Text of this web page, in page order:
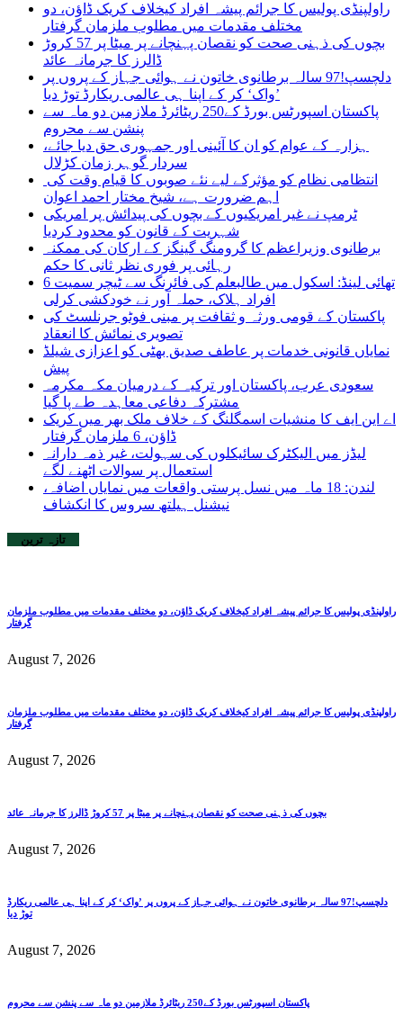
راولپنڈی پولیس کا جرائم پیشہ افراد کیخلاف کریک ڈاؤن، دو
مختلف مقدمات میں مطلوب ملزمان گرفتار
بچوں کی ذہنی صحت کو نقصان پہنچانے پر میٹا پر 57 کروڑ
ڈالرز کا جرمانہ عائد
دلچسپ!97 سالہ برطانوی خاتون نے ہوائی جہاز کے پروں پر
’واک‘ کر کے اپنا ہی عالمی ریکارڈ توڑ دیا
پاکستان اسپورٹس بورڈ کے250 ریٹائرڈ ملازمین دو ماہ سے
پنشن سے محروم
ہزارہ کے عوام کو ان کا آئینی اور جمہوری حق دیا جائے،
سردار گوہر زمان کڑلال
اہم ضرورت ہے، شیخ مختار احمد اعوان
ٹرمپ نے غیر امریکیوں کے بچوں کی پیدائش پر امریکی
شہریت کے قانون کو محدود کردیا
برطانوی وزیراعظم کا گرومنگ گینگز کے ارکان کی ممکنہ
رہائی پر فوری نظر ثانی کا حکم
تھائی لینڈ: اسکول میں طالبعلم کی فائرنگ سے ٹیچر سمیت 6
افراد ہلاک، حملہ آور نے خودکشی کرلی
پاکستان کے قومی ورثہ و ثقافت پر مبنی فوٹو جرنلسٹ کی
تصویری نمائش کا انعقاد
نمایاں قانونی خدمات پر عاطف صدیق بھٹی کو اعزازی شیلڈ
پیش
سعودی عرب، پاکستان اور ترکیہ کے درمیان مکہ مکرمہ
مشترکہ دفاعی معاہدہ طے پا گیا
اے این ایف کا منشیات اسمگلنگ کے خلاف ملک بھر میں کریک
ڈاؤن، 6 ملزمان گرفتار
لیڈز میں الیکٹرک سائیکلوں کی سہولت، غیر ذمہ دارانہ
استعمال پر سوالات اٹھنے لگے
لندن: 18 ماہ میں نسل پرستی واقعات میں نمایاں اضافہ،
نیشنل ہیلتھ سروس کا انکشاف
تازہ ترین
راولپنڈی پولیس کا جرائم پیشہ افراد کیخلاف کریک ڈاؤن، دو مختلف مقدمات میں مطلوب ملزمان
گرفتار
August 7, 2026
راولپنڈی پولیس کا جرائم پیشہ افراد کیخلاف کریک ڈاؤن، دو مختلف مقدمات میں مطلوب ملزمان
گرفتار
August 7, 2026
بچوں کی ذہنی صحت کو نقصان پہنچانے پر میٹا پر 57 کروڑ ڈالرز کا جرمانہ عائد
August 7, 2026
دلچسپ!97 سالہ برطانوی خاتون نے ہوائی جہاز کے پروں پر ’واک‘ کر کے اپنا ہی عالمی ریکارڈ
توڑ دیا
August 7, 2026
پاکستان اسپورٹس بورڈ کے250 ریٹائرڈ ملازمین دو ماہ سے پنشن سے محروم